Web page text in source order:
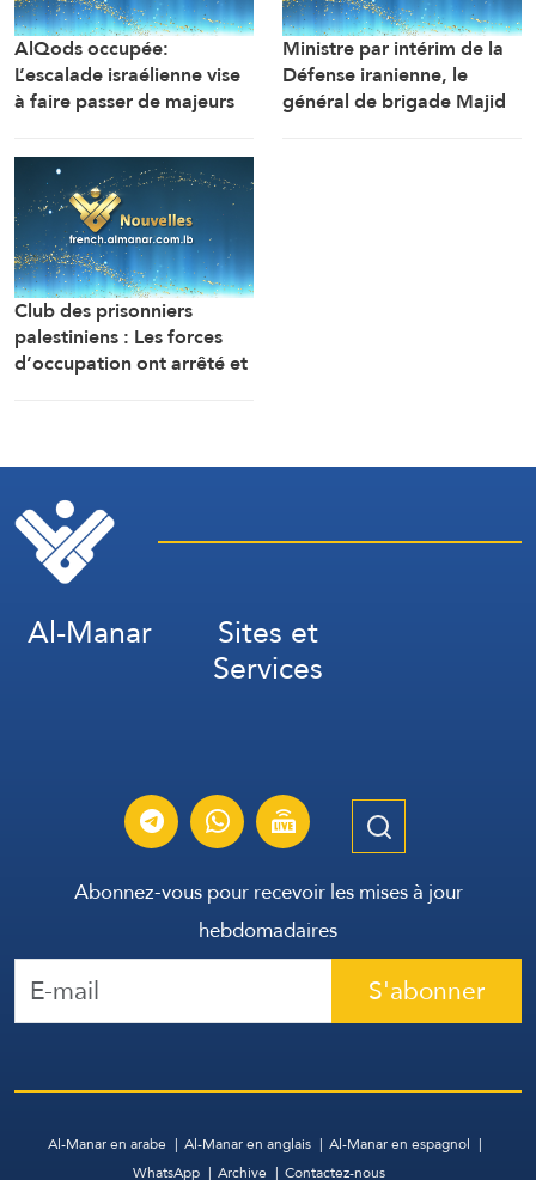
AlQods occupée:
L’escalade israélienne vise
à faire passer de majeurs
afin de couper AlQods de
son prolongement
palestinien au nord
(Gouvernorat d’AlQods)
Ministre par intérim de la
Défense iranienne, le
général de brigade Majid
Club des prisonniers
palestiniens : Les forces
d’occupation ont arrêté et
d’AlQods occupée
Al-Manar Sites et
Services
Abonnez-vous pour recevoir les mises à jour
hebdomadaires
S'abonner
Al-Manar en arabe Al-Manar en anglais
Al-Manar en espagnol
WhatsApp
Archive Contactez-nous